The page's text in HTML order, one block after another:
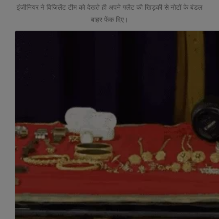
इंजीनियर ने विजिलेंट टीम को देखते ही अपने फ्लैट की खिड़की से नोटों के बंडल
बाहर फेंक दिए।